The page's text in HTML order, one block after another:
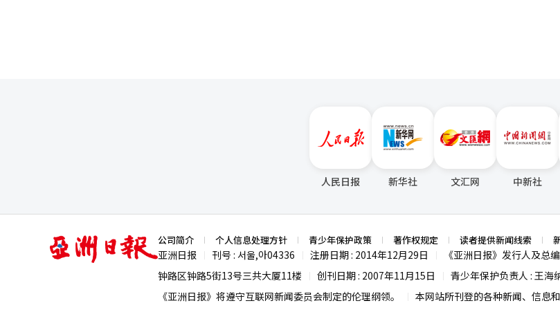
人民日报 新华社 文汇网 中新社
亚
洲
日
公司简介 个人信息处理方针 青少年保护政策 著作权规定 读者提供新闻线索
亚洲日报 刊号 : 서울,아04336 注册日期 : 2014年12月29日 《亚洲日报》发行人及总
钟路区钟路5街13号三共大厦11楼
创刊日期 : 2007年11月15日
青少年保护负责人 : 王海
《亚洲日报》将遵守互联网新闻委员会制定的伦理纲领。
本网站所刊登的各种新闻、信息